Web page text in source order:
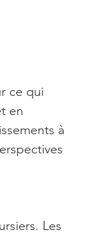
ce qui
en
à
Les